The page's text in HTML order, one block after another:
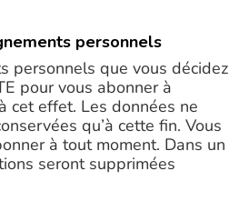
personnels
personnels que vous décidez
pour vous abonner à
cet effet. Les données ne
qu’à cette fin. Vous
à tout moment. Dans un
seront supprimées